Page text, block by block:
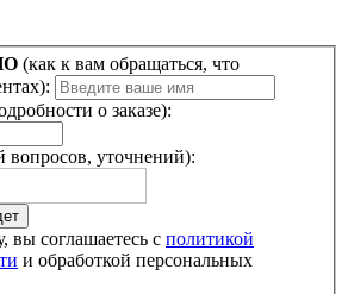
о заказе):
вопросов, уточнений):
соглашаетесь с политикой